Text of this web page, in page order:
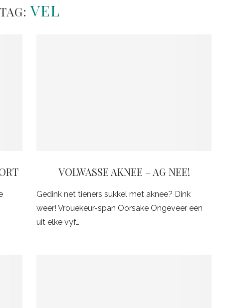
TAG:VEL
VOLWASSE AKNEE – AG NEE!
Gedink net tieners sukkel met aknee? Dink
weer! Vrouekeur-span Oorsake Ongeveer een
uit elke vyf…